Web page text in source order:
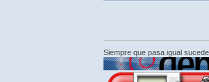
Siempre que pasa igual